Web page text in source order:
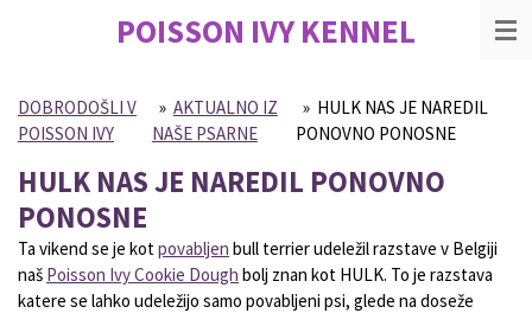
content
POISSON IVYKENNEL
DOBRODOŠLI V
POISSON IVY
» AKTUALNO IZ
NAŠE PSARNE
» HULK NAS JE NAREDIL
PONOVNO PONOSNE
HULK NAS JE NAREDIL PONOVNO
PONOSNE
Ta vikend se je kotpovabljen bull terrier udeležil razstave v Belgiji
naš Poisson IvyCookie Dough bolj znan kot HULK. To je razstava
katere se lahko udeležijo samo povabljeni psi, glede na doseže